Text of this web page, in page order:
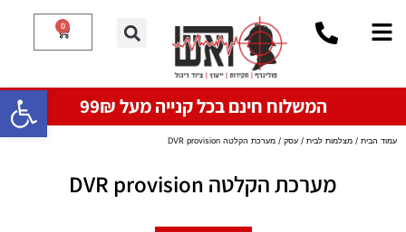
פתח
0
המשלוח חינם בכל קנייה מעל 99₪
עמוד הבית / מצלמות לבית / עסק / מערכת הקלטה DVR provision
מערכת הקלטה DVR provision